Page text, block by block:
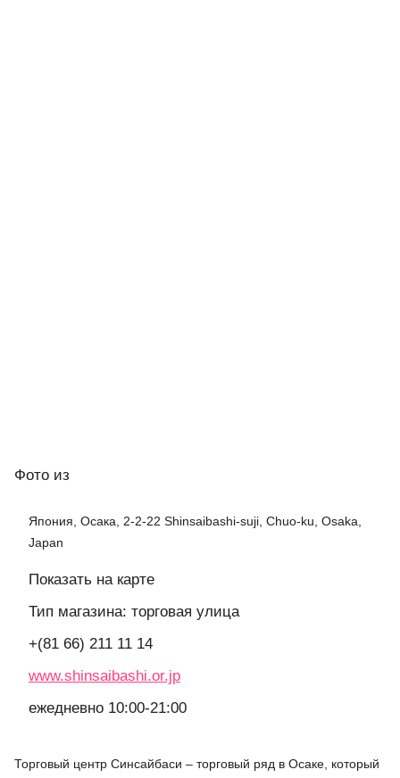
Фото из
Япония, Осака, 2-2-22 Shinsaibashi-suji, Chuo-ku, Osaka,
Japan
Показать на карте
Тип магазина: торговая улица
+(81 66) 211 11 14
www.shinsaibashi.or.jp
ежедневно 10:00-21:00
Торговый центр Синсайбаси – торговый ряд в Осаке, который